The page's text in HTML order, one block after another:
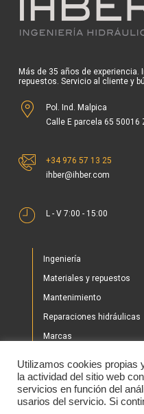
Más de 35 años de
repuestos. Servicio al cliente y
Pol. Ind. Malpica
Calle E parcela 65 50016
+34 976 57 13 25
ihber@ihber.com
L - V 7:00 - 15:00
Ingeniería
Materiales y repuestos
Mantenimiento
Reparaciones hidráulicas
Marcas
Tienda
Noticias
Utilizamos cookies propias
la actividad del sitio web
servicios en función del
usarios del servicio. Si